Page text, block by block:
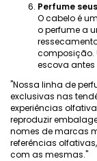
Perfume
O cabelo é
o perfume a
composição.
escova antes
"Nossa linha de
exclusivas nas
experiências
reproduzir
nomes de marcas
referências
com as mesmas."